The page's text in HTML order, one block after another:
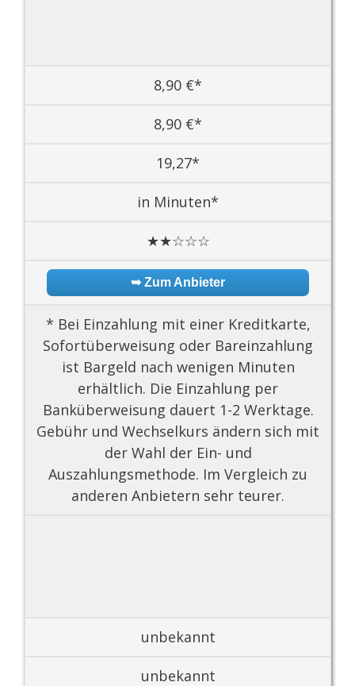
8,90 €*
8,90 €*
19,27*
in Minuten*
★★☆☆☆
➥ Zum Anbieter
* Bei Einzahlung mit einer Kreditkarte,
Sofortüberweisung oder Bareinzahlung
ist Bargeld nach wenigen Minuten
erhältlich. Die Einzahlung per
Banküberweisung dauert 1-2 Werktage.
Gebühr und Wechselkurs ändern sich mit
der Wahl der Ein- und
Auszahlungsmethode. Im Vergleich zu
anderen Anbietern sehr teurer.
unbekannt
unbekannt